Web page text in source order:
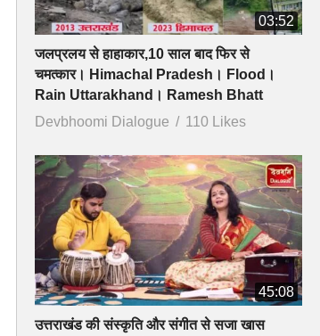
03:52
जलप्रलय से हाहाकार,10 साल बाद फिर से
चमत्कार। Himachal Pradesh। Flood।
Rain Uttarakhand। Ramesh Bhatt
Devbhoomi Dialogue
110 Likes
45:08
उत्तराखंड की संस्कृति और संगीत से सजा खास